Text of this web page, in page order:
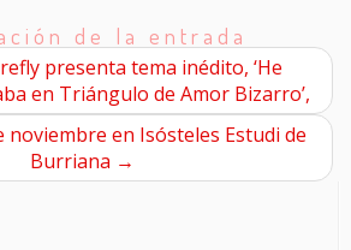
de la entrada
presenta tema inédito, ‘He
en Triángulo de Amor Bizarro’,
noviembre en Isósteles Estudi de
Burriana →